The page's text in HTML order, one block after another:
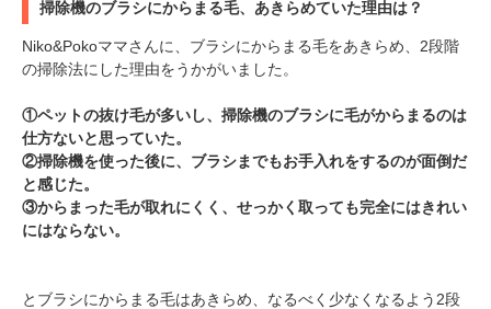
掃除機のブラシにからまる毛、あきらめていた理由は？
Niko&Pokoママさんに、ブラシにからまる毛をあきらめ、2段階
の掃除法にした理由をうかがいました。
①ペットの抜け毛が多いし、掃除機のブラシに毛がからまるのは
仕方ないと思っていた。
②掃除機を使った後に、ブラシまでもお手入れをするのが面倒だ
と感じた。
③からまった毛が取れにくく、せっかく取っても完全にはきれい
にはならない。
とブラシにからまる毛はあきらめ、なるべく少なくなるよう2段